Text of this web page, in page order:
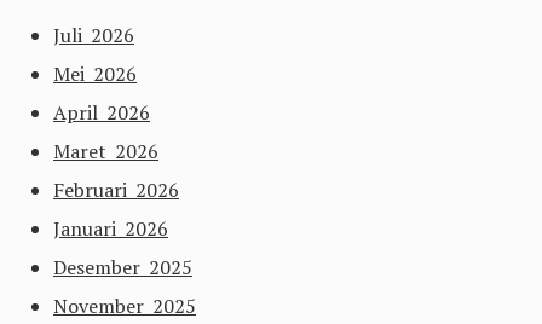
Juli 2026
Mei 2026
April 2026
Maret 2026
Februari 2026
Januari 2026
Desember 2025
November 2025